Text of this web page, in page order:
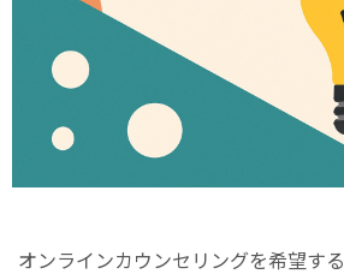
オンラインカウンセリングを希望す